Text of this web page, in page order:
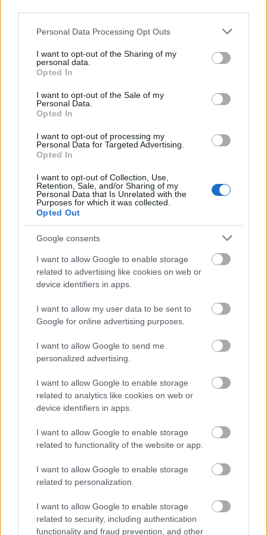
Please note that this website/app uses one or more Google
not limited to your visit or usage behaviour. You may click to
grant or deny consent to Google and its third-party tags to
use your data for below specified purposes in below Google
consent section.
Personal Data Processing Opt Outs
I want to opt-out of the Sharing of my
personal data.
Opted In
I want to opt-out of the Sale of my
Personal Data.
Opted In
I want to opt-out of processing my
Personal Data for Targeted Advertising.
Opted In
I want to opt-out of Collection, Use,
Retention, Sale, and/or Sharing of my
Personal Data that Is Unrelated with the
Purposes for which it was collected.
Opted Out
Google consents
I want to allow Google to enable storage
related to advertising like cookies on web or
device identifiers in apps.
I want to allow my user data to be sent to
Google for online advertising purposes.
I want to allow Google to send me
personalized advertising.
I want to allow Google to enable storage
related to analytics like cookies on web or
device identifiers in apps.
I want to allow Google to enable storage
related to functionality of the website or app.
I want to allow Google to enable storage
related to personalization.
I want to allow Google to enable storage
related to security, including authentication
functionality and fraud prevention, and other
protizápalové vlastnosti. Tie pomáhajú znižovať
krvný tlak a podporujú zdravie srdca.
Pridanie kimči do vašich jedál ich môže urobiť
chutnejšími. Taktiež vám dodá dôležité živiny pre
celkové zdravie. Tu sú niektoré kľúčové výhody kimči
pre vaše srdce:
Pomáha znižovať hladinu cholesterolu
Zlepšuje celkový lipidový profil
Prispieva k zníženiu rizika srdcových ochorení
Ilustrácia žiarivého kimči so symbolmi zdravia srdca a
živinami.
informácie a vyššie rozlíšenie.
Kimchi ako prírodná tráviaca
pomôcka
Kimchi je prirodzená tráviaca pomôcka, vďaka čomu
traktu. Proces fermentácie v kimchi vedie k tvorbe
dobrých probiotík. Tieto probiotiká pomáhajú
lepšiemu tráveniu.
Pridanie kimči do jedál môže pomôcť s pravidelnou